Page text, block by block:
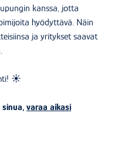
kanssa, jotta
hyödyttävä. Näin
ja yritykset saavat
☀️
varaa aikasi